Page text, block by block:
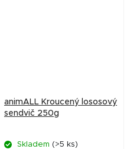
animALL Kroucený lososový
sendvič 250g
Skladem (>5 ks)